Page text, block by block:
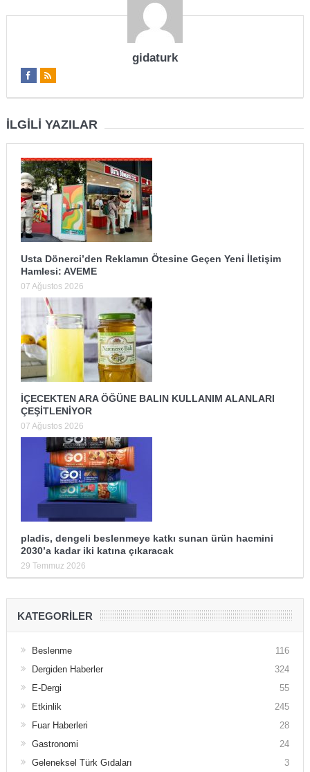
gidaturk
İLGILI YAZILAR
Usta Dönerci’den Reklamın Ötesine Geçen Yeni İletişim
Hamlesi: AVEME
07 Ağustos 2026
İÇECEKTEN ARA ÖĞÜNE BALIN KULLANIM ALANLARI
ÇEŞİTLENİYOR
07 Ağustos 2026
pladis, dengeli beslenmeye katkı sunan ürün hacmini
2030’a kadar iki katına çıkaracak
29 Temmuz 2026
KATEGORILER
Beslenme
116
Dergiden Haberler
324
E-Dergi
55
Etkinlik
245
Fuar Haberleri
28
Gastronomi
24
Geleneksel Türk Gıdaları
3